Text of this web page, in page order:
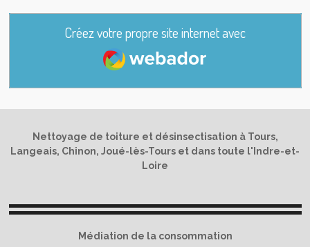
Créez votre propre site internet avec
Webador
Nettoyage de toiture et désinsectisation à Tours,
Langeais, Chinon, Joué-lès-Tours et dans toute l'Indre-et-
Loire
Médiation de la consommation